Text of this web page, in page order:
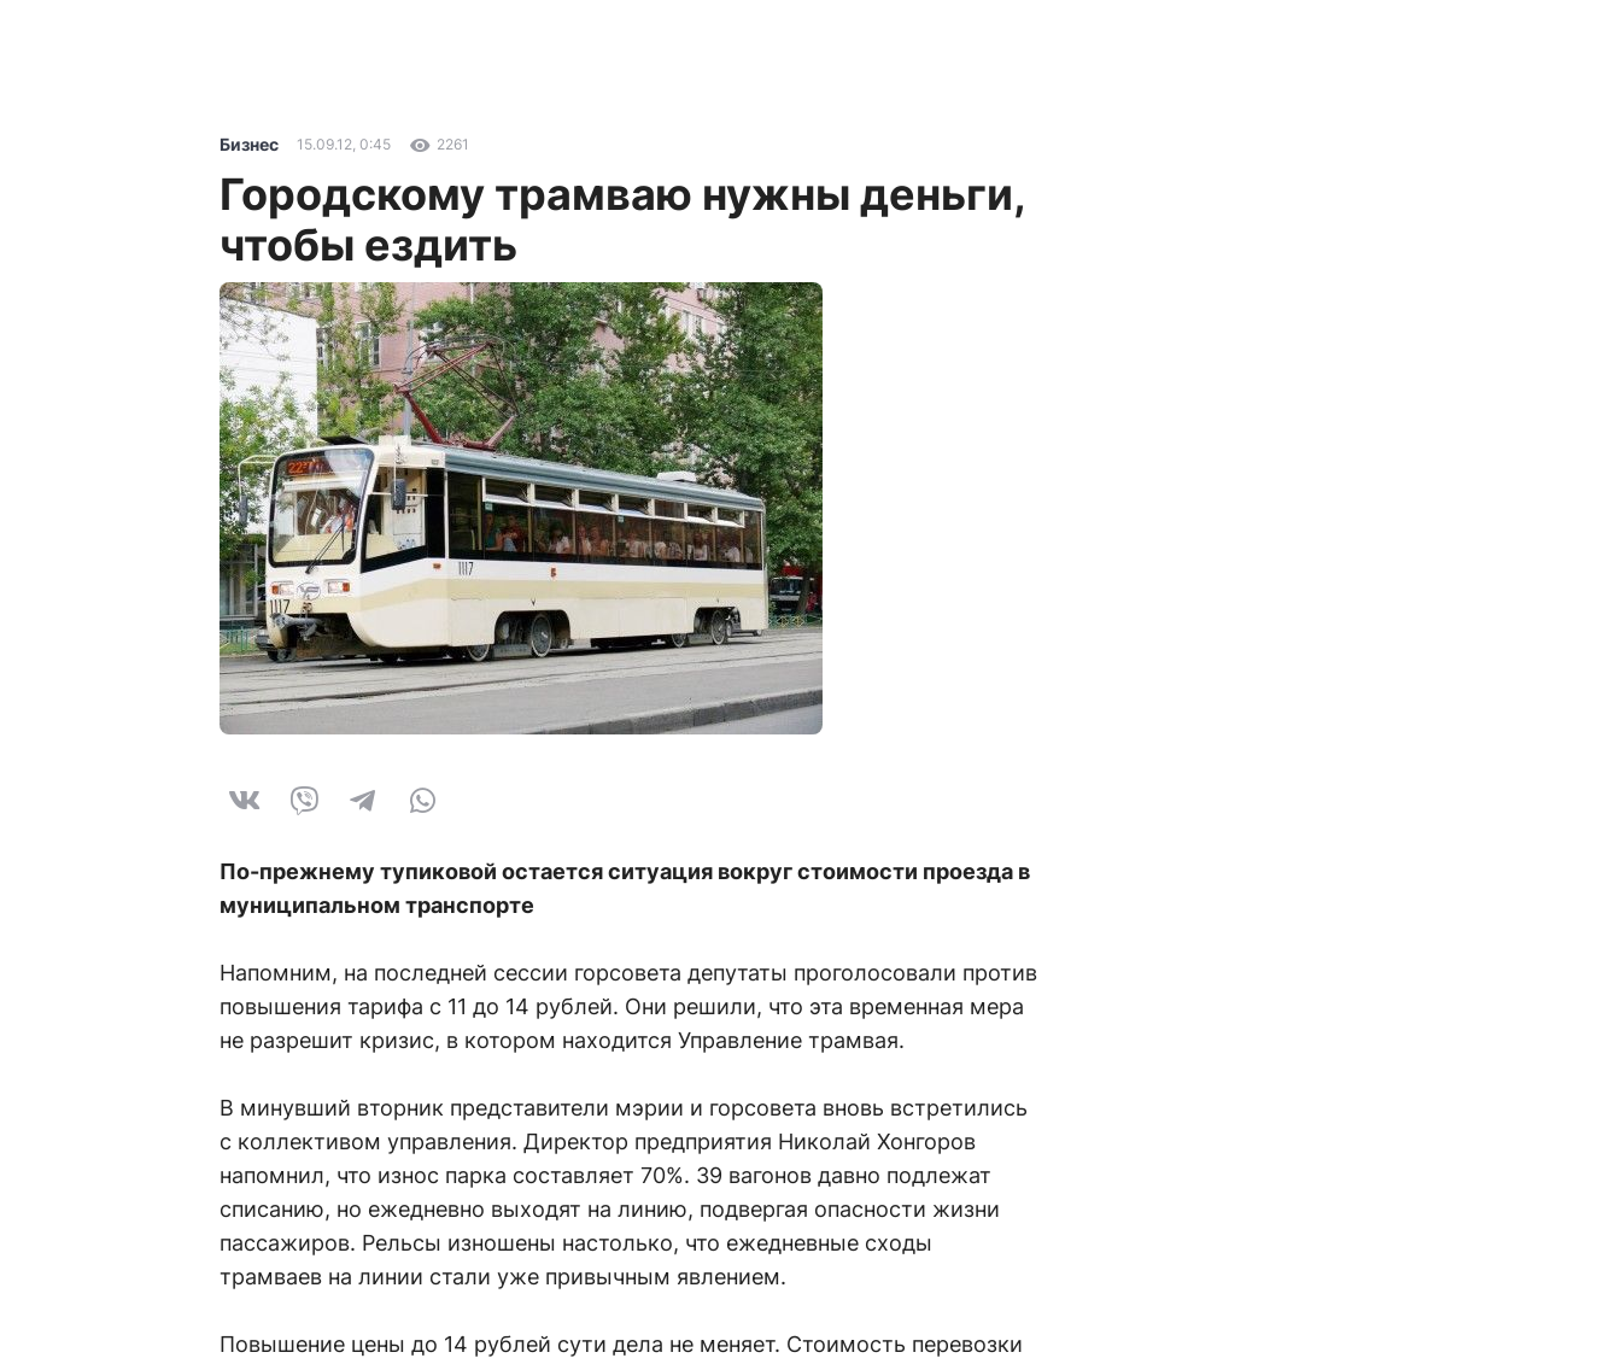
Бизнес 15.09.12, 0:45 2261
Городскому трамваю нужны деньги,
чтобы ездить
По-прежнему тупиковой остается ситуация вокруг стоимости проезда в
муниципальном транспорте
Напомним, на последней сессии горсовета депутаты проголосовали против
повышения тарифа с 11 до 14 рублей. Они решили, что эта временная мера
не разрешит кризис, в котором находится Управление трамвая.
В минувший вторник представители мэрии и горсовета вновь встретились
с коллективом управления. Директор предприятия Николай Хонгоров
напомнил, что износ парка составляет 70%. 39 вагонов давно подлежат
списанию, но ежедневно выходят на линию, подвергая опасности жизни
пассажиров. Рельсы изношены настолько, что ежедневные сходы
трамваев на линии стали уже привычным явлением.
Повышение цены до 14 рублей сути дела не меняет. Стоимость перевозки